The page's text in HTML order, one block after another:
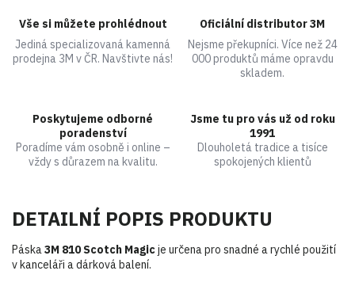
Vše si můžete prohlédnout
Jediná specializovaná kamenná
prodejna 3M v ČR. Navštivte nás!
Oficiální distributor 3M
Nejsme překupníci. Více než 24
000 produktů máme opravdu
skladem.
Poskytujeme odborné
poradenství
Poradíme vám osobně i online –
vždy s důrazem na kvalitu.
Jsme tu pro vás už od roku
1991
Dlouholetá tradice a tisíce
spokojených klientů
DETAILNÍ POPIS PRODUKTU
Páska3M 810 Scotch Magicje určena pro snadné a rychlé použití
v kanceláři a dárková balení.